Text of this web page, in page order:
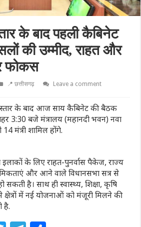
के बाद पहली कैबिनेट
की उम्मीद, राहत और
फोकस
📍 छत्तीसगढ़
Leave a comment
के बाद आज साय कैबिनेट की बैठक
3:30 बजे मंत्रालय (महानदी भवन) नवा
मंत्री शामिल होंगे.
के लिए राहत-पुनर्वास पैकेज, राज्य
और आने वाले विधानसभा सत्र से
सकती है। साथ ही स्वास्थ्य, शिक्षा, कृषि
में नई योजनाओं को मंजूरी मिलने की
है.